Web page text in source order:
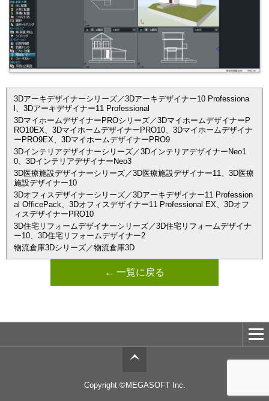
3Dアーキデザイナーシリーズ／3Dアーキデザイナー10 Professiona
l、3Dアーキデザイナー11 Professional
3DマイホームデザイナーPROシリーズ／3DマイホームデザイナーP
RO10EX、3DマイホームデザイナーPRO10、3Dマイホームデザイナ
ーPRO9EX、3DマイホームデザイナーPRO9
3Dインテリアデザイナーシリーズ／3DインテリアデザイナーNeo1
0、3DインテリアデザイナーNeo3
3D医療施設デザイナーシリーズ／3D医療施設デザイナー11、3D医療
施設デザイナー10
3Dオフィスデザイナーシリーズ／3Dアーキデザイナー11 Profession
al OfficePack、3Dオフィスデザイナー11 Professional EX、3Dオフ
ィスデザイナーPRO10
3D住宅リフォームデザイナーシリーズ／3D住宅リフォームデザイナ
ー10、3D住宅リフォームデザイナー2
物流倉庫3Dシリーズ／物流倉庫3D
← 一覧に戻る
Copyright ©MEGASOFT Inc.